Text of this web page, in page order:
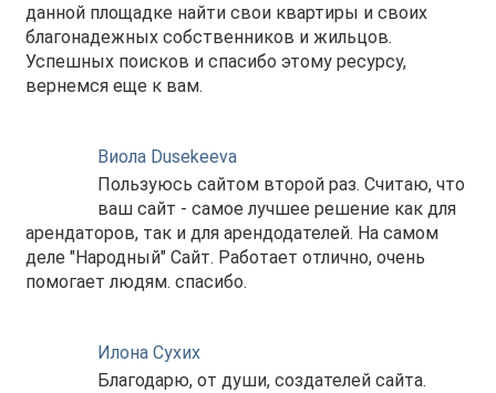
данной площадке найти свои квартиры и своих
благонадежных собственников и жильцов.
Успешных поисков и спасибо этому ресурсу,
вернемся еще к вам.
Виола Dusekeeva
Пользуюсь сайтом второй раз. Считаю, что
ваш сайт - самое лучшее решение как для
арендаторов, так и для арендодателей. На самом
деле "Народный" Сайт. Работает отлично, очень
помогает людям. спасибо.
Илона Сухих
Благодарю, от души, создателей сайта.